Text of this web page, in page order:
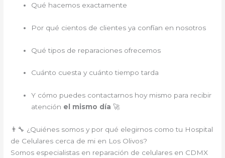
Qué hacemos exactamente
Por qué cientos de clientes ya confían en nosotros
Qué tipos de reparaciones ofrecemos
Cuánto cuesta y cuánto tiempo tarda
Y cómo puedes contactarnos hoy mismo para recibir
atención el mismo día 🚀
👨‍🔧 ¿Quiénes somos y por qué elegirnos como tu Hospital
de Celulares cerca de mi en Los Olivos?
Somos especialistas en reparación de celulares en CDMX